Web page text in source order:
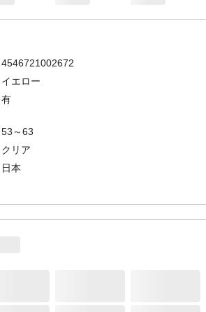
4546721002672
イエロー
有
53～63
クリア
日本
帽体:軽量ＦＲＰ樹脂
シールド面:ポリカーボネート樹脂